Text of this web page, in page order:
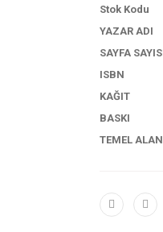
Stok Kodu
YAZAR ADI
SAYFA
ISBN
KAĞIT
BASKI
TEMEL ALAN